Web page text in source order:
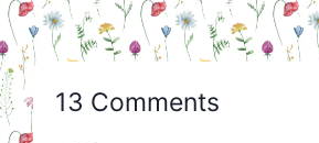
13 Comments